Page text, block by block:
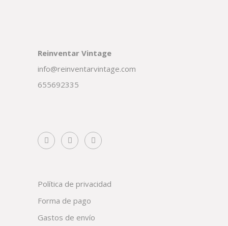
Reinventar Vintage
info@reinventarvintage.com
655692335
Política de privacidad
Forma de pago
Gastos de envío